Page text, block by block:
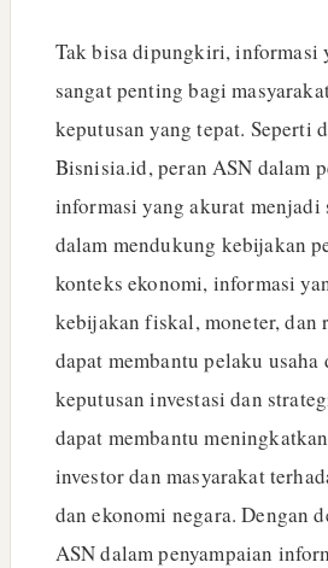
Tak bisa dipungkiri, informasi
sangat penting bagi
keputusan yang tepat. Seperti
Bisnisia.id, peran ASN dalam
informasi yang akurat menjadi
dalam mendukung kebijakan
konteks ekonomi, informasi
kebijakan fiskal, moneter, dan
dapat membantu pelaku usaha
keputusan investasi dan
dapat membantu
investor dan masyarakat
dan ekonomi negara. Dengan
ASN dalam penyampaian